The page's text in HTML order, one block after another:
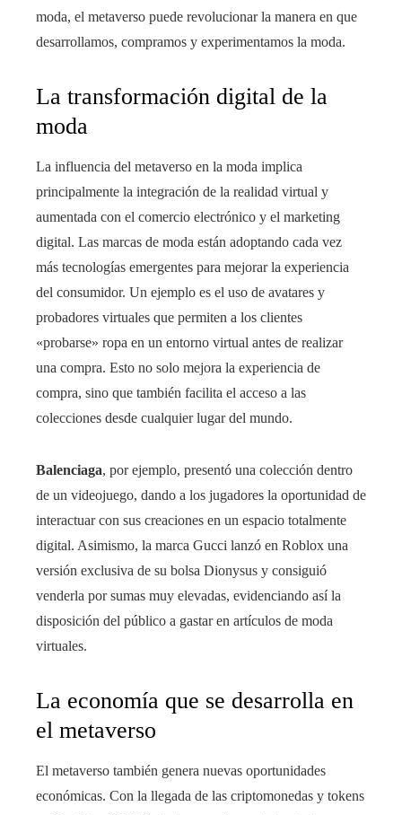
moda, el metaverso puede revolucionar la manera en que
desarrollamos, compramos y experimentamos la moda.
La transformación digital de la
moda
La influencia del metaverso en la moda implica
principalmente la integración de la realidad virtual y
aumentada con el comercio electrónico y el marketing
digital. Las marcas de moda están adoptando cada vez
más tecnologías emergentes para mejorar la experiencia
del consumidor. Un ejemplo es el uso de avatares y
probadores virtuales que permiten a los clientes
«probarse» ropa en un entorno virtual antes de realizar
una compra. Esto no solo mejora la experiencia de
compra, sino que también facilita el acceso a las
colecciones desde cualquier lugar del mundo.
Balenciaga, por ejemplo, presentó una colección dentro
de un videojuego, dando a los jugadores la oportunidad de
interactuar con sus creaciones en un espacio totalmente
digital. Asimismo, la marca Gucci lanzó en Roblox una
versión exclusiva de su bolsa Dionysus y consiguió
venderla por sumas muy elevadas, evidenciando así la
disposición del público a gastar en artículos de moda
virtuales.
La economía que se desarrolla en
el metaverso
El metaverso también genera nuevas oportunidades
económicas. Con la llegada de las criptomonedas y tokens